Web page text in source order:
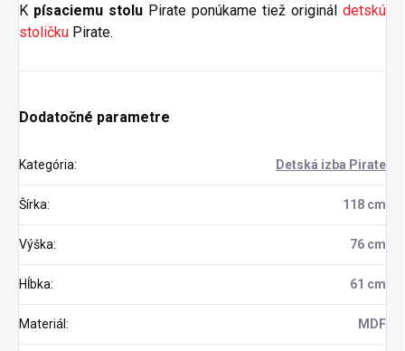
K písaciemu stolu Pirate ponúkame tiež originál detskú
stoličku Pirate.
Dodatočné parametre
Kategória: Detská izba Pirate
Šírka: 118 cm
Výška: 76 cm
Hĺbka: 61 cm
Materiál : MDF